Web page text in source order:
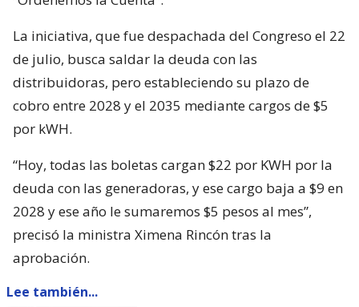
La iniciativa, que fue despachada del Congreso el 22
de julio, busca saldar la deuda con las
distribuidoras, pero estableciendo su plazo de
cobro entre 2028 y el 2035 mediante cargos de $5
por kWH.
“Hoy, todas las boletas cargan $22 por KWH por la
deuda con las generadoras, y ese cargo baja a $9 en
2028 y ese año le sumaremos $5 pesos al mes”,
precisó la ministra Ximena Rincón tras la
aprobación.
Lee también...